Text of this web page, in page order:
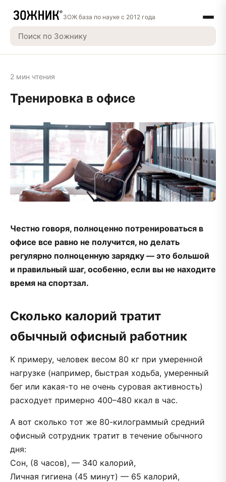
ЗОЖ база по науке с 2012 года
2 мин чтения
Тренировка в офисе
Честно говоря, полноценно потренироваться в
офисе все равно не получится, но делать
регулярно полноценную зарядку — это большой
и правильный шаг, особенно, если вы не находите
время на спортзал.
Сколько калорий тратит
обычный офисный работник
К примеру, человек весом 80 кг при умеренной
нагрузке (например, быстрая ходьба, умеренный
бег или какая-то не очень суровая активность)
расходует примерно 400–480 ккал в час.
А вот сколько тот же 80-килограммый средний
офисный сотрудник тратит в течение обычного
дня:
Сон, (8 часов), — 340 калорий,
Личная гигиена (45 минут) — 65 калорий,